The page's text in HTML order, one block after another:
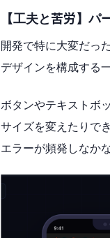
【工夫と苦労】
開発で特に大変だった
デザインを構成する
ボタンやテキストボ
サイズを変えたりで
エラーが頻発しなか